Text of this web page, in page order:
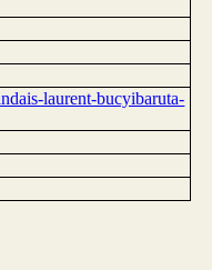
laurent-bucyibaruta-